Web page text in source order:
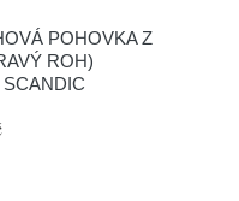
POHOVKA Z
ROH)